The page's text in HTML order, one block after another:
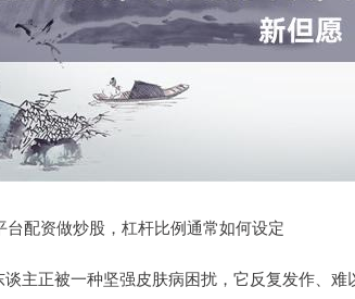
台配资做炒股，杠杆比例通常如何设定
主正被一种坚强皮肤病困扰，它反复发作、